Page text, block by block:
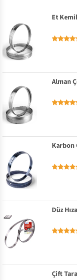
Et
Alman
Karbon
Düz
Çift